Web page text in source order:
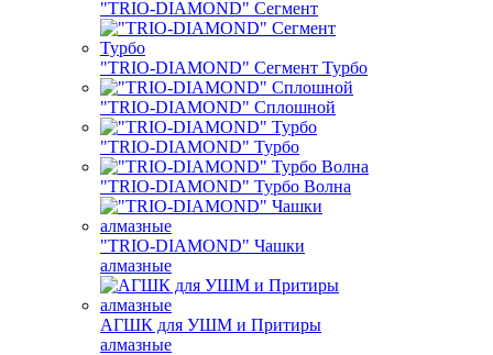
"TRIO-DIAMOND" Сегмент
"TRIO-DIAMOND" Сегмент Турбо
"TRIO-DIAMOND" Сплошной
"TRIO-DIAMOND" Турбо
"TRIO-DIAMOND" Турбо Волна
"TRIO-DIAMOND" Чашки
алмазные
АГШК для УШМ и Притиры
алмазные